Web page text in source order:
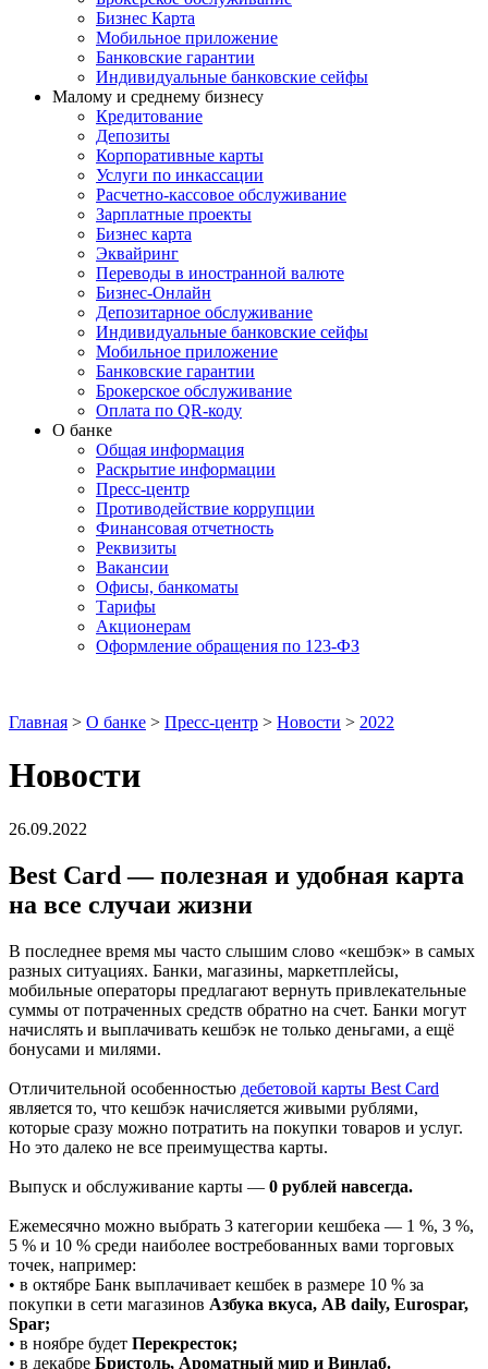
Бизнес Карта
Мобильное приложение
Банковские гарантии
Индивидуальные банковские сейфы
Малому и среднему бизнесу
Кредитование
Депозиты
Корпоративные карты
Услуги по инкассации
Расчетно-кассовое обслуживание
Зарплатные проекты
Бизнес карта
Эквайринг
Переводы в иностранной валюте
Бизнес-Онлайн
Депозитарное обслуживание
Индивидуальные банковские сейфы
Мобильное приложение
Банковские гарантии
Брокерское обслуживание
Оплата по QR-коду
О банке
Общая информация
Раскрытие информации
Пресс-центр
Противодействие коррупции
Финансовая отчетность
Реквизиты
Вакансии
Офисы, банкоматы
Тарифы
Акционерам
Оформление обращения по 123-ФЗ
Главная > О банке > Пресс-центр > Новости > 2022
Новости
26.09.2022
Best Card — полезная и удобная карта
на все случаи жизни
В последнее время мы часто слышим слово «кешбэк» в самых
разных ситуациях. Банки, магазины, маркетплейсы,
мобильные операторы предлагают вернуть привлекательные
суммы от потраченных средств обратно на счет. Банки могут
начислять и выплачивать кешбэк не только деньгами, а ещё
бонусами и милями.
Отличительной особенностью дебетовой карты Best Card
является то, что кешбэк начисляется живыми рублями,
которые сразу можно потратить на покупки товаров и услуг.
Но это далеко не все преимущества карты.
Выпуск и обслуживание карты — 0 рублей навсегда.
Ежемесячно можно выбрать 3 категории кешбека — 1 %, 3 %,
5 % и 10 % среди наиболее востребованных вами торговых
точек, например:
• в октябре Банк выплачивает кешбек в размере 10 % за
покупки в сети магазинов Азбука вкуса, AB daily, Eurospar,
Spar;
• в ноябре будет Перекресток;
• в декабре Бристоль, Ароматный мир и Винлаб.